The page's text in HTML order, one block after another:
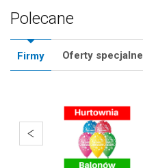
Polecane
Firmy Oferty specjalne